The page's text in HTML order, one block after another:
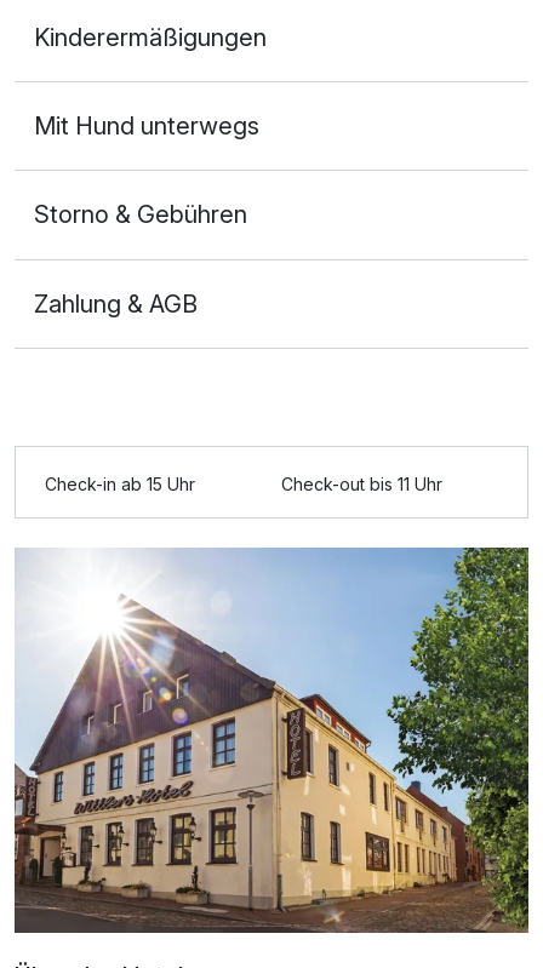
2 Erwachsene und 1 Kind
Ausstattung
Für 3 Tage
Kinderermäßigungen
Mit Hund unterwegs
Storno & Gebühren
Zahlung & AGB
Check-in ab 15 Uhr Check-out bis 11 Uhr